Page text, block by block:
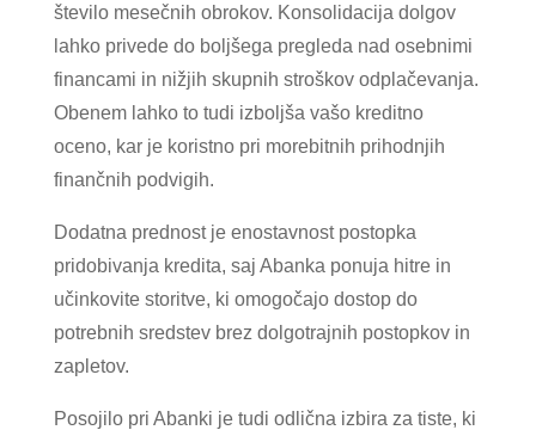
število mesečnih obrokov. Konsolidacija dolgov
lahko privede do boljšega pregleda nad osebnimi
financami in nižjih skupnih stroškov odplačevanja.
Obenem lahko to tudi izboljša vašo kreditno
oceno, kar je koristno pri morebitnih prihodnjih
finančnih podvigih.
Dodatna prednost je enostavnost postopka
pridobivanja kredita, saj Abanka ponuja hitre in
učinkovite storitve, ki omogočajo dostop do
potrebnih sredstev brez dolgotrajnih postopkov in
zapletov.
Posojilo pri Abanki je tudi odlična izbira za tiste, ki